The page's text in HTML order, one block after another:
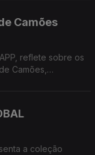
Camões
reflete sobre os
Camões,
a coleção